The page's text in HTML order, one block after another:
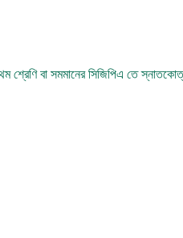
শ্রেণি বা সমমানের সিজিপিএ তে